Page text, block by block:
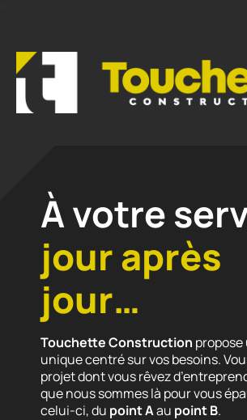
À votre
jour après
jour…
Touchette Construction
unique centré sur vos besoins.
projet dont vous rêvez
que nous sommes là pour vous
celui-ci, du point Aau point B.